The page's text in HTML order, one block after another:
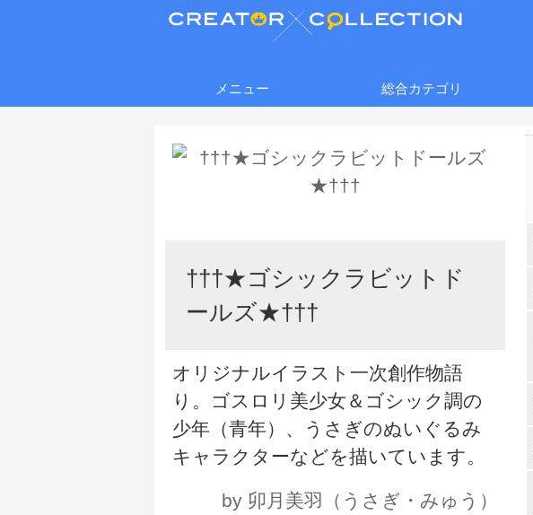
メニュー 総合カテゴリ
†††★ゴシックラビットド
ールズ★†††
オリジナルイラスト一次創作物語
り。ゴスロリ美少女＆ゴシック調の
少年（青年）、うさぎのぬいぐるみ
キャラクターなどを描いています。
by 卯月美羽（うさぎ・みゅう）